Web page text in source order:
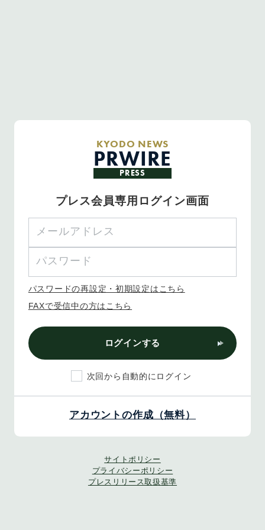
KYODO NEWS
PRWIRE
PRESS
プレス会員専用ログイン画面
パスワードの再設定・初期設定はこちら
FAXで受信中の方はこちら
ログインする
次回から自動的にログイン
アカウントの作成（無料）
サイトポリシー
プライバシーポリシー
プレスリリース取扱基準